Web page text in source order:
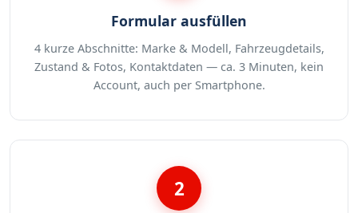
Formular ausfüllen
4 kurze Abschnitte: Marke & Modell, Fahrzeugdetails,
Zustand & Fotos, Kontaktdaten — ca. 3 Minuten, kein
Account, auch per Smartphone.
2